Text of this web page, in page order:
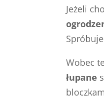
Jeżeli
Wobec
łupane